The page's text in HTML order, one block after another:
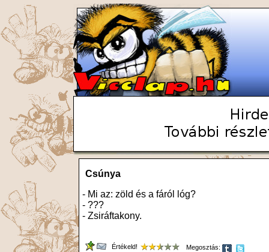
Csúnya
- Mi az: zöld és a fáról lóg?
- ???
- Zsiráftakony.
Értékeld! Megosztás: